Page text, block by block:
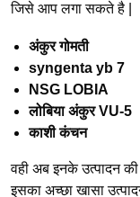
जिसे आप लगा सकते है |
अंकुर गोमती
syngenta yb 7
NSG LOBIA
लोबिया अंकुर VU-5
काशी कंचन
वही अब इनके उत्पादन
इसका अच्छा खासा